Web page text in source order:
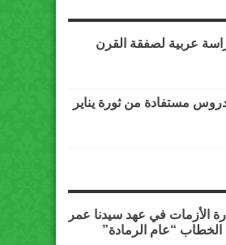
عربية لصفقة القرن
الأزمات في عهد سيدنا عمر
الخطاب “عام الرمادة”